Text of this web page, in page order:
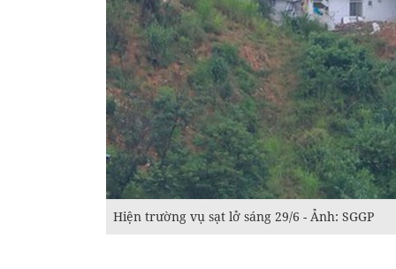
Hiện trường vụ sạt lở sáng 29/6 - Ảnh: SGGP